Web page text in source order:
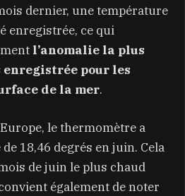
dernier, une température
enregistrée, ce qui
l’anomalie la plus
pour les
de la mer.
le thermomètre a
18,46 degrés en juin. Cela
de juin le plus chaud
également de noter